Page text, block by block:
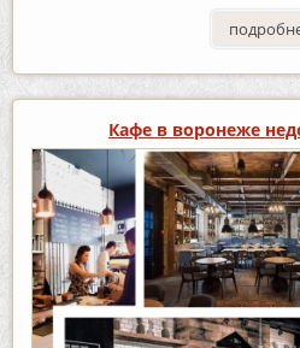
Кафе в воронеже